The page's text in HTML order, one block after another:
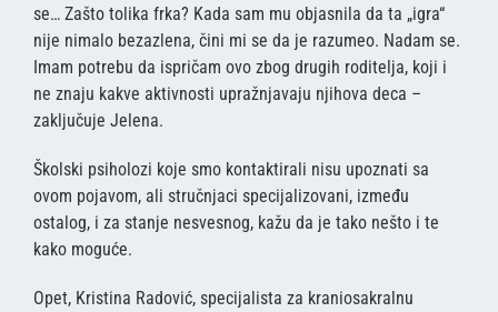
se… Zašto tolika frka? Kada sam mu objasnila da ta „igra“
nije nimalo bezazlena, čini mi se da je razumeo. Nadam se.
Imam potrebu da ispričam ovo zbog drugih roditelja, koji i
ne znaju kakve aktivnosti upražnjavaju njihova deca –
zaključuje Jelena.
Školski psiholozi koje smo kontaktirali nisu upoznati sa
ovom pojavom, ali stručnjaci specijalizovani, između
ostalog, i za stanje nesvesnog, kažu da je tako nešto i te
kako moguće.
Opet, Kristina Radović, specijalista za kraniosakralnu